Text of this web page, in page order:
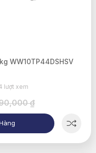
WW10TP44DSHSV
lượt xem
₫